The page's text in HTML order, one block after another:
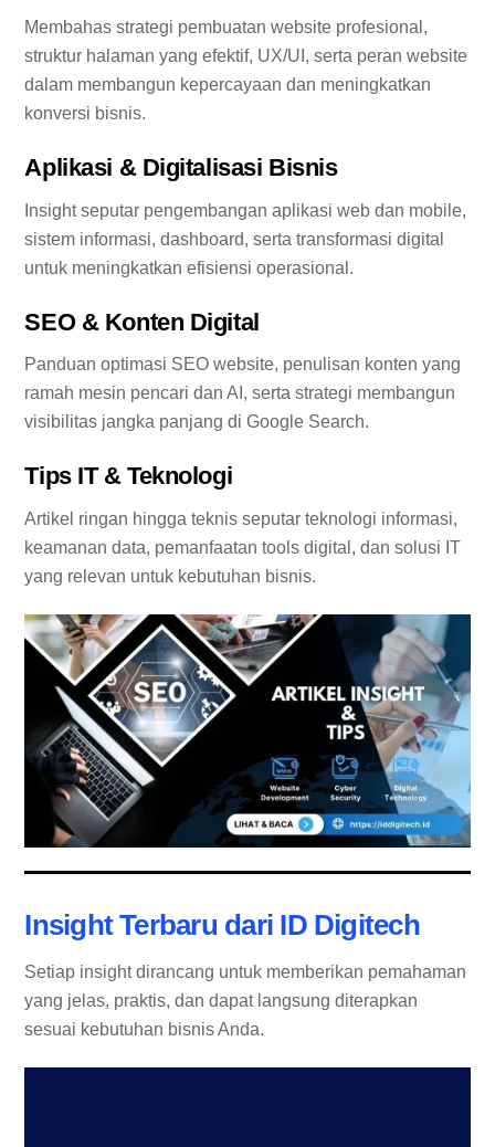
Membahas strategi pembuatan website profesional,
struktur halaman yang efektif, UX/UI, serta peran website
dalam membangun kepercayaan dan meningkatkan
konversi bisnis.
Aplikasi & Digitalisasi Bisnis
Insight seputar pengembangan aplikasi web dan mobile,
sistem informasi, dashboard, serta transformasi digital
untuk meningkatkan efisiensi operasional.
SEO & Konten Digital
Panduan optimasi SEO website, penulisan konten yang
ramah mesin pencari dan AI, serta strategi membangun
visibilitas jangka panjang di Google Search.
Tips IT & Teknologi
Artikel ringan hingga teknis seputar teknologi informasi,
keamanan data, pemanfaatan tools digital, dan solusi IT
yang relevan untuk kebutuhan bisnis.
Insight Terbaru dari ID Digitech
Setiap insight dirancang untuk memberikan pemahaman
yang jelas, praktis, dan dapat langsung diterapkan
sesuai kebutuhan bisnis Anda.